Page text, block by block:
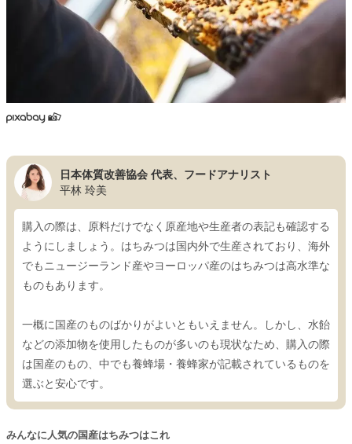
日本体質改善協会 代表、フードアナリスト
平林 玲美
購入の際は、原料だけでなく原産地や生産者の表記も確認する
ようにしましょう。はちみつは国内外で生産されており、海外
でもニュージーランド産やヨーロッパ産のはちみつは高水準な
ものもあります。
一概に国産のものばかりがよいともいえません。しかし、水飴
などの添加物を使用したものが多いのも現状なため、購入の際
は国産のもの、中でも養蜂場・養蜂家が記載されているものを
選ぶと安心です。
みんなに人気の国産はちみつはこれ